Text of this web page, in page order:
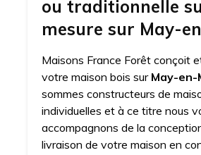
ou traditionnelle
mesure sur May-
Maisons France Forêt conçoit
votre maison bois sur May-en-
sommes constructeurs de
individuelles et à ce titre nous
accompagnons de la
livraison de votre maison en